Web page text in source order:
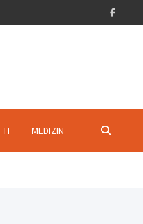
IT MEDIZIN